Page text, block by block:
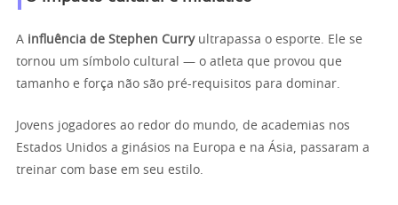
A influência de Stephen Curryultrapassa o esporte. Ele se
tornou um símbolo cultural — o atleta que provou que
tamanho e força não são pré-requisitos para dominar.
Jovens jogadores ao redor do mundo, de academias nos
Estados Unidos a ginásios na Europa e na Ásia, passaram a
treinar com base em seu estilo.